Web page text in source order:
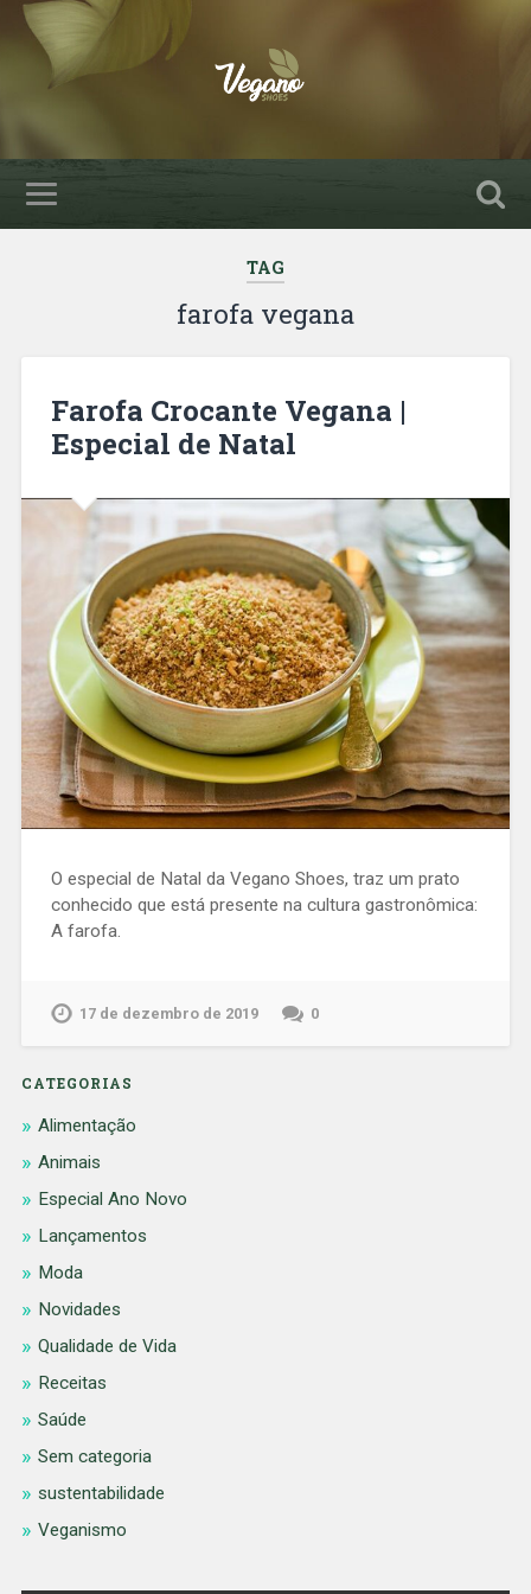
TAG
farofa vegana
Farofa Crocante Vegana |
Especial de Natal
O especial de Natal da Vegano Shoes, traz um prato
conhecido que está presente na cultura gastronômica:
A farofa.
17 de dezembro de 2019 0
CATEGORIAS
Alimentação
Animais
Especial Ano Novo
Lançamentos
Moda
Novidades
Qualidade de Vida
Receitas
Saúde
Sem categoria
sustentabilidade
Veganismo